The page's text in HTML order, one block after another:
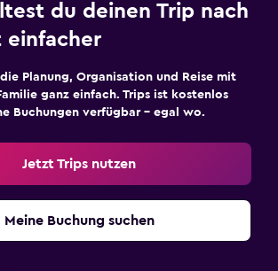
du deinen Trip nach
einfacher
Planung, Organisation und Reise mit
ganz einfach. Trips ist kostenlos
Buchungen verfügbar – egal wo.
Jetzt Trips nutzen
Meine Buchung suchen